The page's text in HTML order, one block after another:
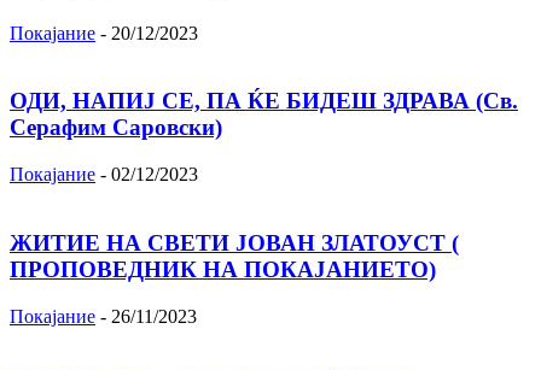
Покајание - 20/12/2023
ОДИ, НАПИЈ СЕ, ПА ЌЕ БИДЕШ ЗДРАВА (Св.
Серафим Саровски)
Покајание - 02/12/2023
ЖИТИЕ НА СВЕТИ ЈОВАН ЗЛАТОУСТ (
ПРОПОВЕДНИК НА ПОКАЈАНИЕТО)
Покајание - 26/11/2023